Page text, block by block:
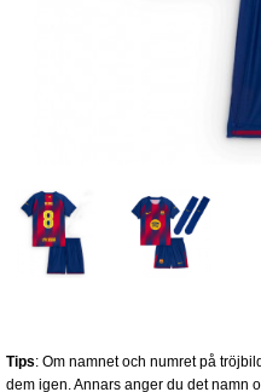
Tips: Om namnet och numret på
dem igen. Annars anger du det namn